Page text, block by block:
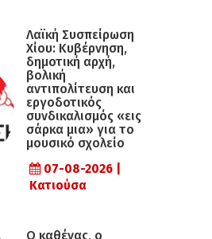
Λαϊκή Συσπείρωση
Χίου: Κυβέρνηση,
δημοτική αρχή,
βολική
αντιπολίτευση και
εργοδοτικός
συνδικαλισμός «εις
σάρκα μια» για το
μουσικό σχολείο
07-08-2026 |
Κατιούσα
Ο καθένας, ο